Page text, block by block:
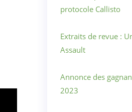
protocole Callisto
Extraits de revue :
Assault
Annonce des
2023